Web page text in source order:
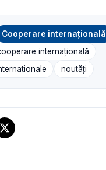
Cooperare internațională
internațională
noutăți